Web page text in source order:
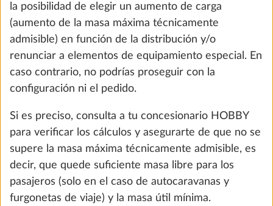
Módulo de conversión en cama del grupo
de asientos, incl. acolchado
Más
14,0 kg
424 €
la posibilidad de elegir un aumento de carga
(aumento de la masa máxima técnicamente
admisible) en función de la distribución y/o
renunciar a elementos de equipamiento especial. En
caso contrario, no podrías proseguir con la
configuración ni el pedido.
Si es preciso, consulta a tu concesionario HOBBY
para verificar los cálculos y asegurarte de que no se
supere la masa máxima técnicamente admisible, es
decir, que quede suficiente masa libre para los
pasajeros (solo en el caso de autocaravanas y
furgonetas de viaje) y la masa útil mínima.